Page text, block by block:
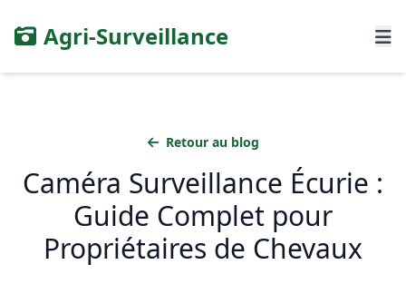
Agri-Surveillance
Retour au blog
Caméra Surveillance Écurie :
Guide Complet pour
Propriétaires de Chevaux